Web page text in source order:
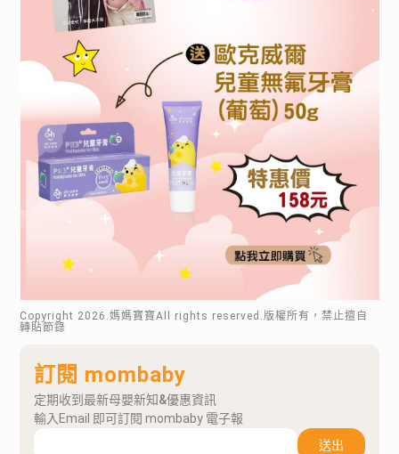
Copyright 2026 .媽媽寶寶All rights reserved.版權所有，禁止擅自
轉貼節錄
訂閱 mombaby
定期收到最新母嬰新知&優惠資訊
輸入Email 即可訂閱 mombaby 電子報
送出